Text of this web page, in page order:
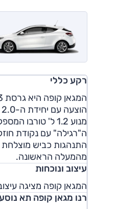
רקע כללי
ה"רגילה" עם נקודת
התנהגות כביש
מהמעלה הראשונה.
עיצוב ונוכחות
המגאן קופה מציגה
רנו מגאן קופה תא